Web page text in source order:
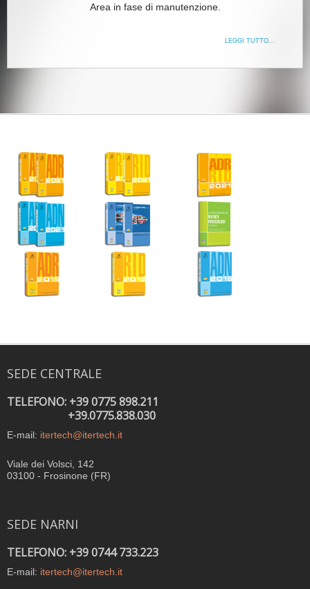
Area in fase di manutenzione.
LEGGI TUTTO...
SEDE CENTRALE
TELEFONO: +39 0775 898.211
+39.0775.838.030
E-mail: itertech@itertech.it
Viale dei Volsci, 142
03100 - Frosinone (FR)
SEDE NARNI
TELEFONO: +39 0744 733.223
E-mail: itertech@itertech.it